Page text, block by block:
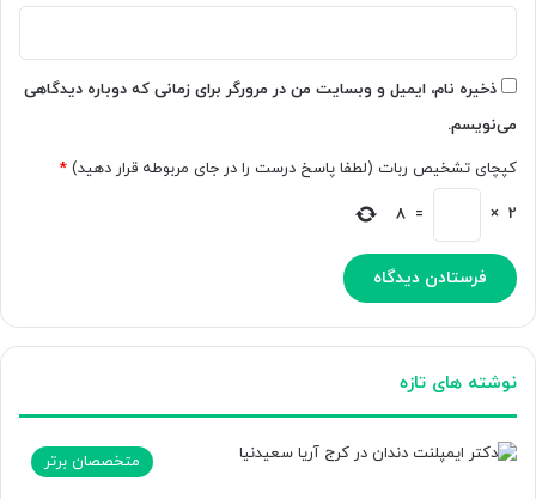
ذخیره نام، ایمیل و وبسایت من در مرورگر برای زمانی که دوباره دیدگاهی
می‌نویسم.
کپچای تشخیص ربات (لطفا پاسخ درست را در جای مربوطه قرار دهید) *
2
×
=
8
نوشته های تازه
متخصصان برتر